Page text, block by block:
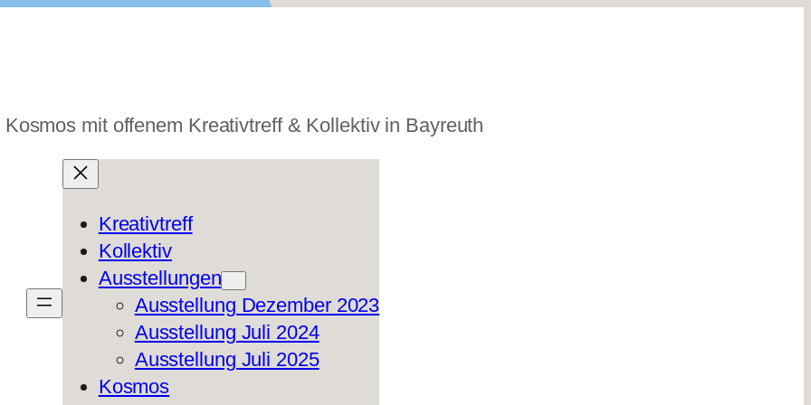
Kosmos mit offenem Kreativtreff & Kollektiv in Bayreuth
Kreativtreff
Kollektiv
Ausstellungen
Ausstellung Dezember 2023
Ausstellung Juli 2024
Ausstellung Juli 2025
Kosmos